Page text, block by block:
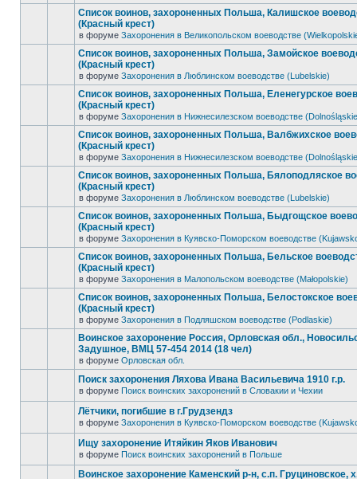
Список воинов, захороненных Польша, Калишское
(Красный крест)
в форуме Захоронения в Великопольском воеводстве
Список воинов, захороненных Польша, Замойское
(Красный крест)
в форуме Захоронения в Люблинском воеводстве (Lubelskie)
Список воинов, захороненных Польша, Еленегурское
(Красный крест)
в форуме Захоронения в Нижнесилезском воеводстве
Список воинов, захороненных Польша, Валбжихское
(Красный крест)
в форуме Захоронения в Нижнесилезском воеводстве
Список воинов, захороненных Польша, Бялоподляское
(Красный крест)
в форуме Захоронения в Люблинском воеводстве (Lubelskie)
Список воинов, захороненных Польша, Быдгощское
(Красный крест)
в форуме Захоронения в Куявско-Поморском воеводстве
Список воинов, захороненных Польша, Бельское
(Красный крест)
в форуме Захоронения в Малопольском воеводстве (Małopolskie)
Список воинов, захороненных Польша, Белостокское
(Красный крест)
в форуме Захоронения в Подляшском воеводстве (Podlaskie)
Воинское захоронение Россия, Орловская обл.,
Задушное, ВМЦ 57-454 2014 (18 чел)
в форуме Орловская обл.
Поиск захоронения Ляхова Ивана Васильевича 1910 г.р.
в форуме Поиск воинских захоронений в Словакии и Чехии
Лётчики, погибшие в г.Грудзендз
в форуме Захоронения в Куявско-Поморском воеводстве
Ищу захоронение Итяйкин Яков Иванович
в форуме Поиск воинских захоронений в Польше
Воинское захоронение Каменский р-н, с.п. Груциновское,